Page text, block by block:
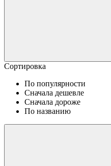
Сортировка
По популярности
Сначала дешевле
Сначала дороже
По названию